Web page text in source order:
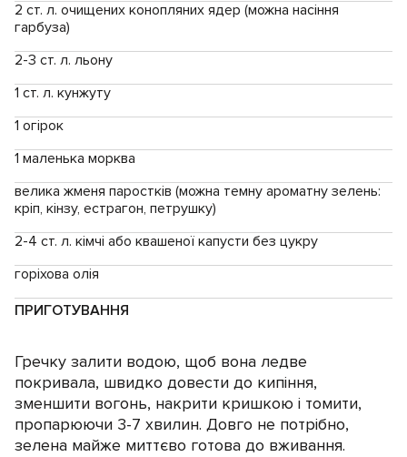
2 ст. л. очищених конопляних ядер (можна насіння
гарбуза)
2-3 ст. л. льону
1 ст. л. кунжуту
1 огірок
1 маленька морква
велика жменя паростків (можна темну ароматну зелень:
кріп, кінзу, естрагон, петрушку)
2-4 ст. л. кімчі або квашеної капусти без цукру
горіхова олія
ПРИГОТУВАННЯ
Гречку залити водою, щоб вона ледве
покривала, швидко довести до кипіння,
зменшити вогонь, накрити кришкою і томити,
пропарюючи 3-7 хвилин. Довго не потрібно,
зелена майже миттєво готова до вживання.